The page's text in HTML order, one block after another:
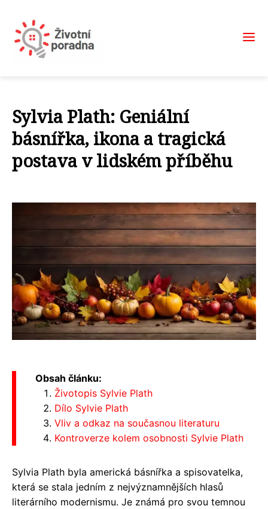
Sylvia Plath: Geniální
básnířka, ikona a tragická
postava v lidském příběhu
Obsah článku:
Životopis Sylvie Plath
Dílo Sylvie Plath
Vliv a odkaz na současnou literaturu
Kontroverze kolem osobnosti Sylvie Plath
Sylvia Plath byla americká básnířka a spisovatelka,
která se stala jedním z nejvýznamnějších hlasů
literárního modernismu. Je známá pro svou temnou